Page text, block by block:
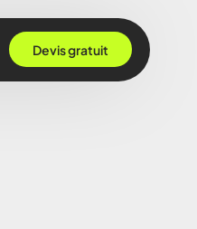
Devis gratuit